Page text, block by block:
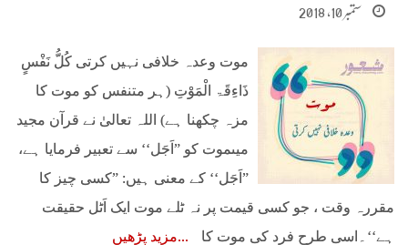
ستمبر 10, 2018
موت وعدہ خلافی نہیں کرتی کُلُّ نَفْسٍ
ذَاءِقَۃ الْمَوْتِ (ہر متنفس کو موت کا
مزہ چکھنا ہے) اللہ تعالیٰ نے قرآن مجید
میںموت کو ”اَجَل‘‘ سے تعبیر فرمایا ہے،
”اَجَل‘‘ کے معنی ہیں: ”کسی چیز کا
مقررہ وقت ، جو کسی قیمت پر نہ ٹلے موت ایک اَٹل حقیقت
ہے‘‘۔اسی طرح فرد کی موت کا
مزید پڑھیں